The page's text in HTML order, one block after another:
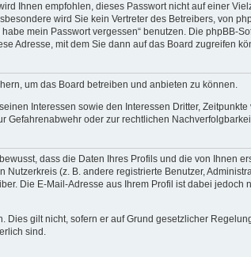
Ihnen empfohlen, dieses Passwort nicht auf einer
wird Sie kein Vertreter des Betreibers, von
mein Passwort vergessen“ benutzen. Die phpBB-
Adresse, mit dem Sie dann auf das Board zugreifen
um das Board betreiben und anbieten zu können.
Interessen sowie den Interessen Dritter,
Gefahrenabwehr oder zur rechtlichen
dass die Daten Ihres Profils und die von Ihnen
(z. B. andere registrierte Benutzer,
Die E-Mail-Adresse aus Ihrem Profil ist dabei jedoch
gilt nicht, sofern er auf Grund gesetzlicher
sind.